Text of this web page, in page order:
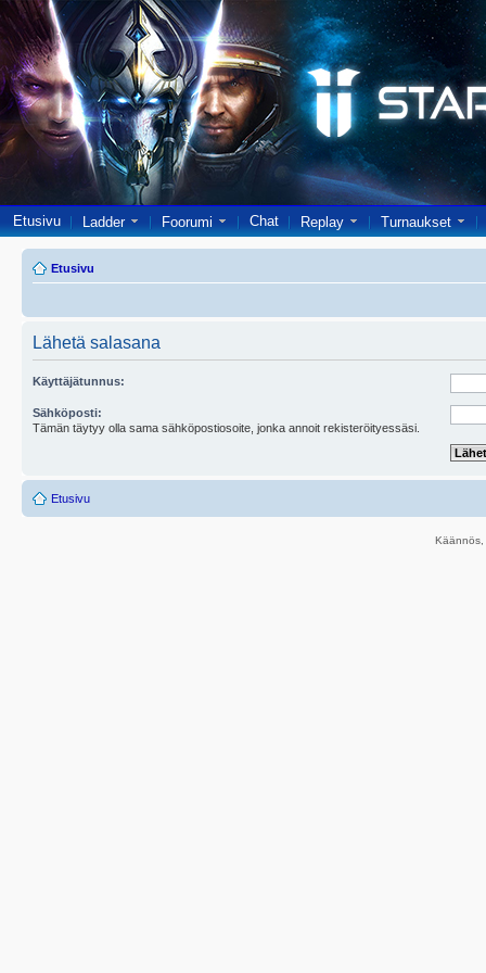
Etusivu Ladder Foorumi Chat Replay Turnaukset
Etusivu
Lähetä salasana
Käyttäjätunnus:
Sähköposti:
Tämän täytyy olla sama sähköpostiosoite, jonka annoit rekisteröityessäsi.
Etusivu